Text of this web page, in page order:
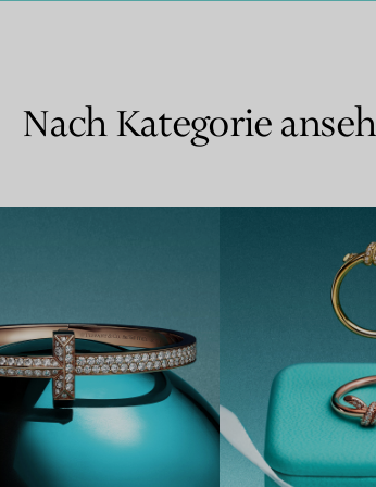
Nach Kategorie